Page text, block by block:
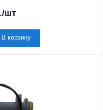
/шт
В корзину